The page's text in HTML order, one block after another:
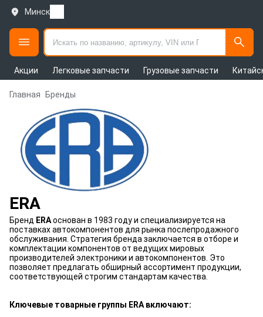
Минск
Акции Легковые запчасти Грузовые запчасти
Главная Бренды
ERA
Бренд ERAоснован в 1983 году и специализируется на
поставках автокомпонентов для рынка послепродажного
обслуживания. Стратегия бренда заключается в отборе и
комплектации компонентов от ведущих мировых
производителей электроники и автокомпонентов. Это
позволяет предлагать обширный ассортимент продукции,
соответствующей строгим стандартам качества.
Ключевые товарные группы ERA включают: